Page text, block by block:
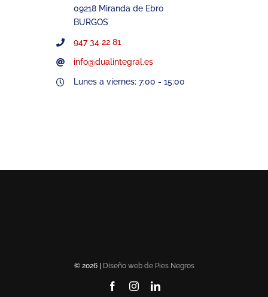
09218 Miranda de Ebro
BURGOS
947 34 22 81
info@dualintegral.es
Lunes a viernes: 7:00 - 15:00
© 2026 | Diseño web de Pies Negros